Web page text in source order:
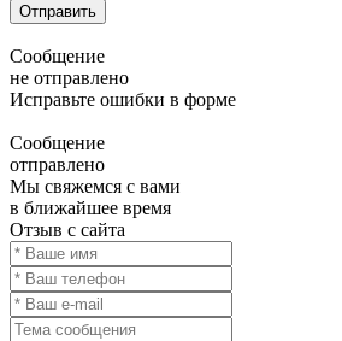
Отправить
Сообщение
не отправлено
Исправьте ошибки в форме
Сообщение
отправлено
Мы свяжемся с вами
в ближайшее время
Отзыв с сайта